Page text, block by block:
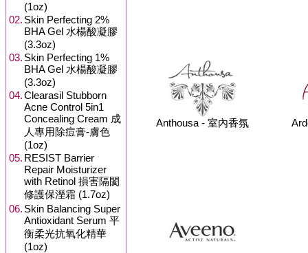
(1oz)
02. Skin Perfecting 2%
BHA Gel 水楊酸凝膠
(3.3oz)
03. Skin Perfecting 1%
BHA Gel 水楊酸凝膠
(3.3oz)
04.Clearasil Stubborn
Acne Control 5in1
Concealing Cream 成
人專用除痘膏-膚色
(1oz)
05. RESIST Barrier
Repair Moisturizer
with Retinol 損害隔閡
修護保溼霜 (1.7oz)
06. Skin Balancing Super
Antioxidant Serum 平
衡柔光抗氧化精華
(1oz)
Anthousa - 室內香氛